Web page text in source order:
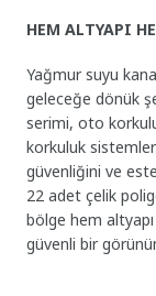
HEM ALTYAPI
Yağmur suyu
geleceğe dönük
serimi, oto
korkuluk
güvenliğini ve
22 adet çelik
bölge hem
güvenli bir